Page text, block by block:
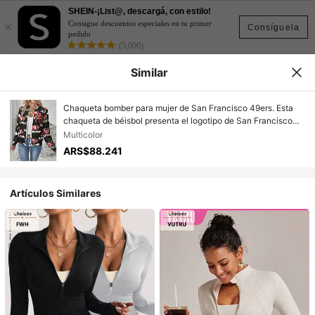
Consíguela
×
SHEIN-¡List@, descargá, con estilo!
Consigue descuentos especiales en tu primer
pedido
(5,000)
Similar
Chaqueta bomber para mujer de San Francisco 49ers. Esta
chaqueta de béisbol presenta el logotipo de San Francisco
49ers y es adecuada para uso diario, partidos de fútbol y
actividades al aire libre.
Multicolor
ARS$88.241
Artículos Similares